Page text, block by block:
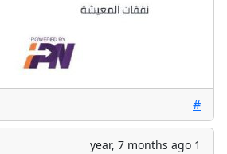
#
1 year, 7 months ago